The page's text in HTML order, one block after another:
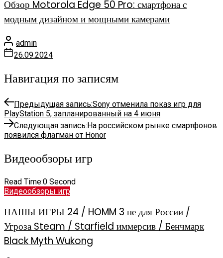
Обзор Motorola Edge 50 Pro: смартфона с
модным дизайном и мощными камерами
admin
26.09.2024
Навигация по записям
Предыдущая запись:Sony отменила показ игр для
PlayStation 5, запланированный на 4 июня
Следующая запись:На российском рынке смартфонов
появился флагман от Honor
Видеообзоры игр
Read Time:0 Second
Видеообзоры игр
НАШЫ ИГРЫ 24 / HOMM 3 не для России /
Угроза Steam / Starfield иммерсив / Бенчмарк
Black Myth Wukong